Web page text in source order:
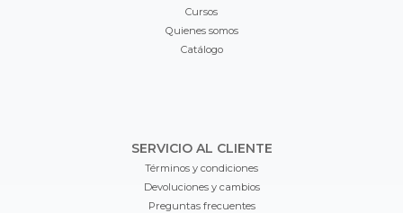
Cursos
Quienes somos
Catálogo
SERVICIO AL CLIENTE
Términos y condiciones
Devoluciones y cambios
Preguntas frecuentes